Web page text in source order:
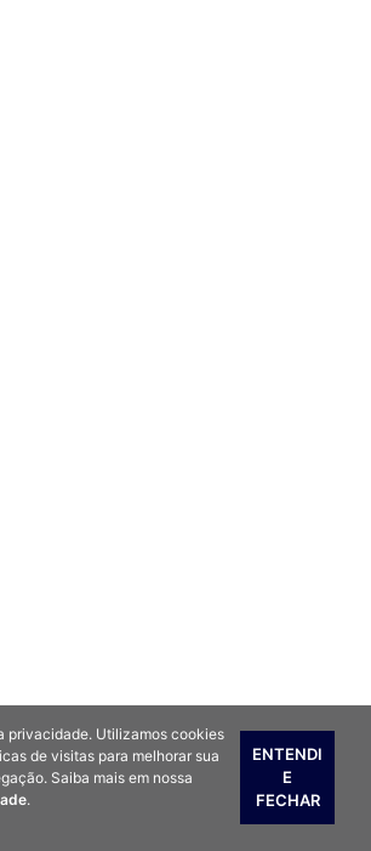
privacidade. Utilizamos cookies
de visitas para melhorar sua
Saiba mais em nossa
.
ENTENDI
E
FECHAR